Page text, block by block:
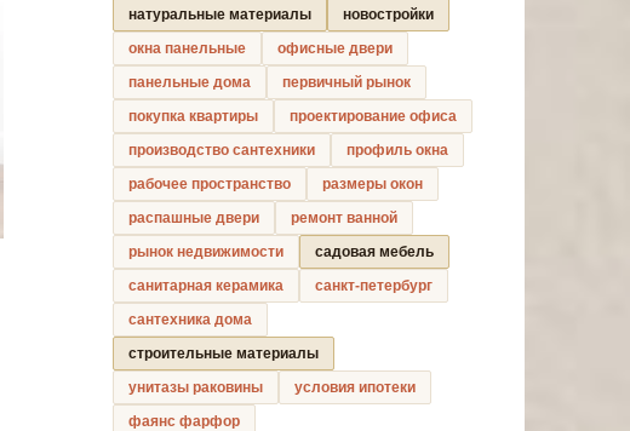
натуральные материалы
новостройки
окна панельные
офисные двери
панельные дома
первичный рынок
покупка квартиры
проектирование офиса
производство сантехники
профиль окна
рабочее пространство
размеры окон
распашные двери
ремонт ванной
рынок недвижимости
садовая мебель
санитарная керамика
санкт-петербург
сантехника дома
строительные материалы
унитазы раковины
условия ипотеки
фаянс фарфор